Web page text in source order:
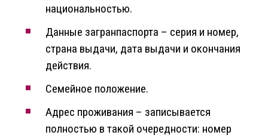
национальностью.
Данные загранпаспорта – серия и номер,
страна выдачи, дата выдачи и окончания
действия.
Семейное положение.
Адрес проживания – записывается
полностью в такой очередности: номер